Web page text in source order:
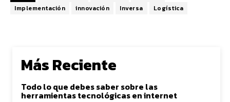
Implementación
innovación Inversa Logística
Más Reciente
Todo lo que debes saber sobre las
herramientas tecnológicas en internet